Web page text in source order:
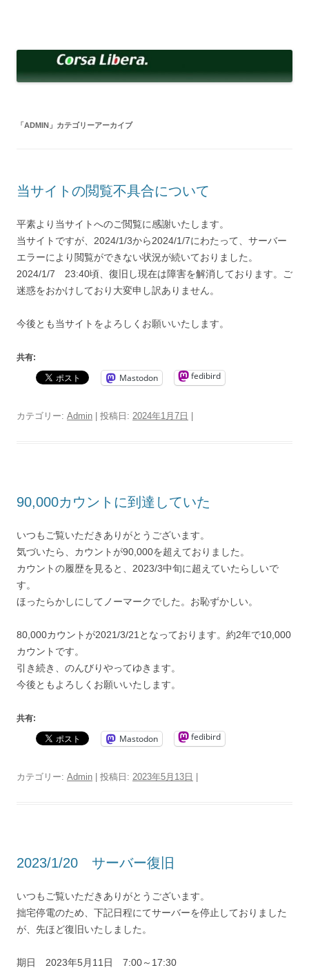
へ
ッ
「ADMIN 」カテゴリーアーカイブ
当サイトの閲覧不具合について
平素より当サイトへのご閲覧に感謝いたします。
当サイトですが、2024/1/3から2024/1/7にわたって、サーバー
エラーにより閲覧ができない状況が続いておりました。
2024/1/7 23:40頃、復旧し現在は障害を解消しております。ご
迷惑をおかけしており大変申し訳ありません。
今後とも当サイトをよろしくお願いいたします。
共有:
Mastodon fedibird
カテゴリー: Admin | 投稿日: 2024年1月7日 |
90,000カウントに到達していた
いつもご覧いただきありがとうございます。
気づいたら、カウントが90,000を超えておりました。
カウントの履歴を見ると、2023/3中旬に超えていたらしいで
す。
ほったらかしにしてノーマークでした。お恥ずかしい。
80,000カウントが2021/3/21となっております。約2年で10,000
カウントです。
引き続き、のんびりやってゆきます。
今後ともよろしくお願いいたします。
共有:
Mastodon fedibird
カテゴリー: Admin | 投稿日: 2023年5月13日 |
2023/1/20 サーバー復旧
いつもご覧いただきありがとうございます。
拙宅停電のため、下記日程にてサーバーを停止しておりました
が、先ほど復旧いたしました。
期日 2023年5月11日 7:00～17:30